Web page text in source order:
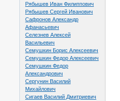
Рябышев Иван Филиппович
Рябышев Сергей Иванович
Сафронов Александр
Афанасьевич
Селезнев Алексей
Васильевич
Семушкин Борис Алексеевич
Семушкин Федор Алексеевич
Семушкин Федор
Александрович
Сергунин Василий
Михайлович
Сигаев Василий Дмитриевич